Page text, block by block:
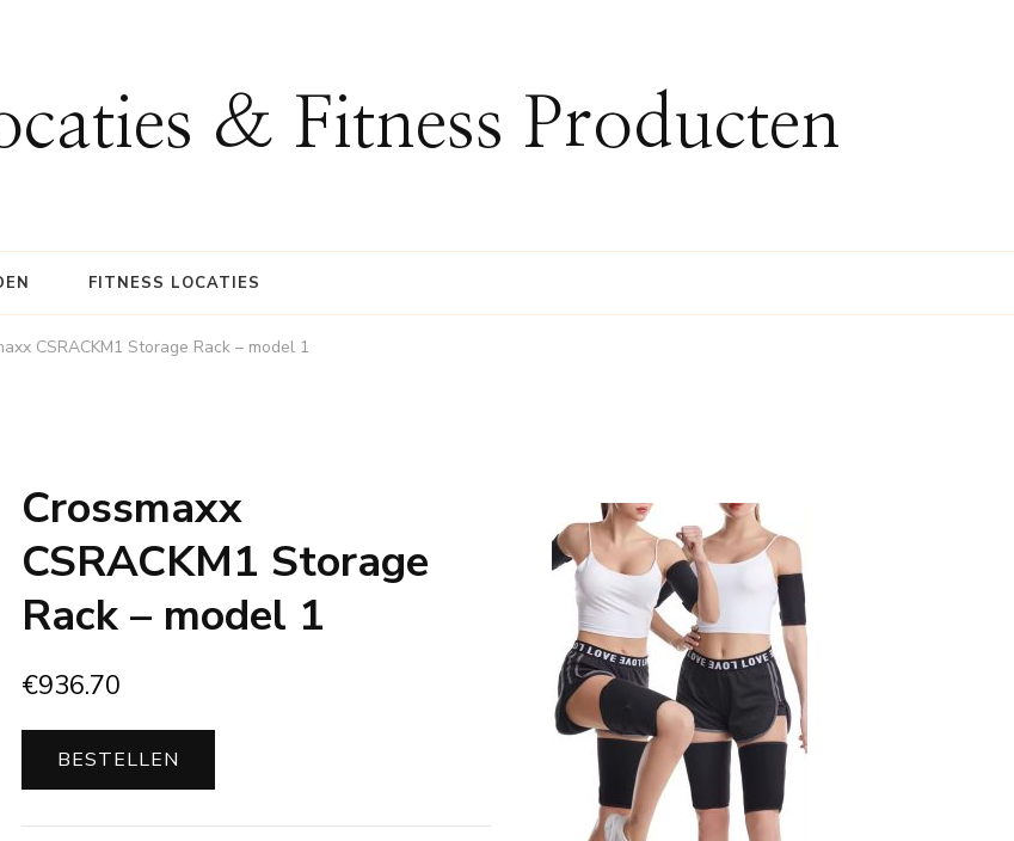
& Fitness Producten
FITNESS LOCATIES
CSRACKM1 Storage Rack – model 1
Crossmaxx
CSRACKM1 Storage
Rack – model 1
€936.70
BESTELLEN